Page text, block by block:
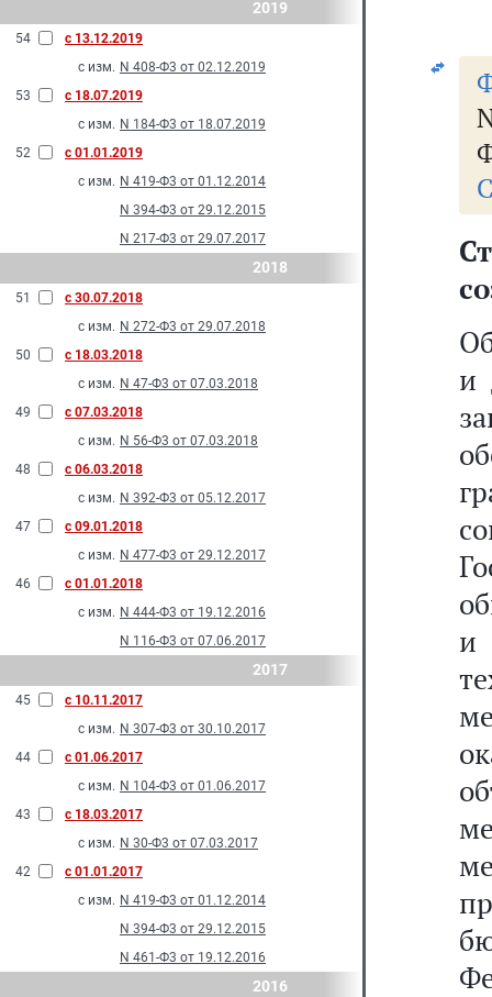
2019
54
с 13.12.2019
с изм. N 408-Ф3 от 02.12.2019
53
с 18.07.2019
с изм. N 184-Ф3 от 18.07.2019
52
с 01.01.2019
с изм. N 419-Ф3 от 01.12.2014
N 394-Ф3 от 29.12.2015
N 217-Ф3 от 29.07.2017
2018
51
с 30.07.2018
с изм. N 272-Ф3 от 29.07.2018
50
с 18.03.2018
с изм. N 47-Ф3 от 07.03.2018
49
с 07.03.2018
с изм. N 56-Ф3 от 07.03.2018
48
с 06.03.2018
с изм. N 392-Ф3 от 05.12.2017
47
с 09.01.2018
с изм. N 477-Ф3 от 29.12.2017
46
с 01.01.2018
с изм. N 444-Ф3 от 19.12.2016
N 116-Ф3 от 07.06.2017
2017
45
с 10.11.2017
с изм. N 307-Ф3 от 30.10.2017
44
с 01.06.2017
с изм. N 104-Ф3 от 01.06.2017
43
с 18.03.2017
с изм. N 30-Ф3 от 07.03.2017
42
с 01.01.2017
с изм. N 419-Ф3 от 01.12.2014
N 394-Ф3 от 29.12.2015
N 461-Ф3 от 19.12.2016
2016
и
и